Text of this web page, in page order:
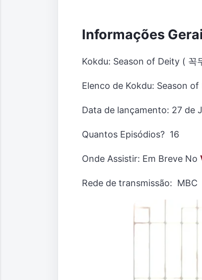
Informações
Kokdu: Season of Deity ( 꼭
Elenco de Kokdu: Season
Data de lançamento: 27 de
Quantos Episódios? 16
Onde Assistir: Em Breve No
Rede de transmissão: MBC